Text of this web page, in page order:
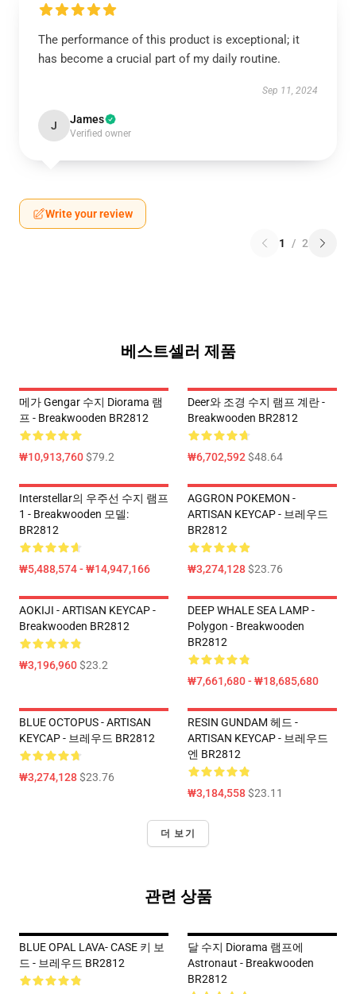
The performance of this product is exceptional; it
has become a crucial part of my daily routine.
Sep 11, 2024
J James
Verified owner
Write your review
1 / 2
베스트셀러 제품
메가 Gengar 수지 Diorama 램
프 - Breakwooden BR2812
₩10,913,760$79.2
Deer와 조경 수지 램프 계란 -
Breakwooden BR2812
₩6,702,592$48.64
Interstellar의 우주선 수지 램프
1 - Breakwooden 모델:
BR2812
₩5,488,574 - ₩14,947,166
AGGRON POKEMON -
ARTISAN KEYCAP - 브레우드
BR2812
₩3,274,128$23.76
AOKIJI - ARTISAN KEYCAP -
Breakwooden BR2812
₩3,196,960$23.2
DEEP WHALE SEA LAMP -
Polygon - Breakwooden
BR2812
₩7,661,680 - ₩18,685,680
BLUE OCTOPUS - ARTISAN
KEYCAP - 브레우드 BR2812
₩3,274,128$23.76
RESIN GUNDAM 헤드 -
ARTISAN KEYCAP - 브레우드
엔 BR2812
₩3,184,558$23.11
더 보기
관련 상품
BLUE OPAL LAVA- CASE 키 보
드 - 브레우드 BR2812
달 수지 Diorama 램프에
Astronaut - Breakwooden
BR2812